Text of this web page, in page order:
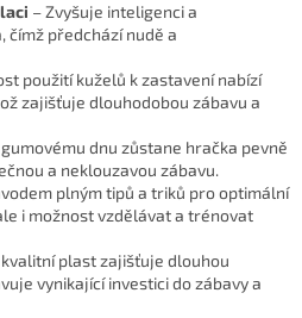
– Zvyšuje inteligenci a
čímž předchází nudě a
použití kuželů k zastavení nabízí
zajišťuje dlouhodobou zábavu a
dnu zůstane hračka pevně
a neklouzavou zábavu.
plným tipů a triků pro optimální
i možnost vzdělávat a trénovat
kvalitní plast zajišťuje dlouhou
vynikající investici do zábavy a